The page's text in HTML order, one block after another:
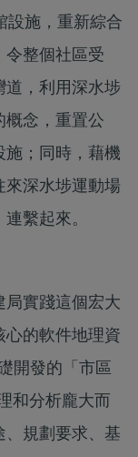
設施，重新綜合
令整個社區受
道，利用深水埗
概念，重置公
施；同時，藉機
來深水埗運動場
繫起來。
局實踐這個宏大
心的軟件地理資
開發的「市區
和分析龐大而
、規劃要求、基